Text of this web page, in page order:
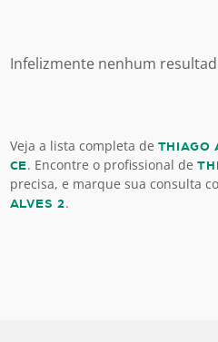
Infelizmente nenhum
Veja a lista completa de THIAGO
CE. Encontre o profissional de
precisa, e marque sua consulta
ALVES 2.